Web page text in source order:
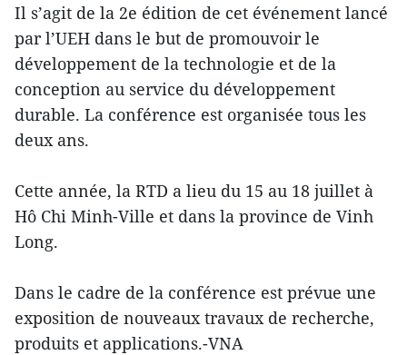
Il s’agit de la 2e édition de cet événement lancé
par l’UEH dans le but de promouvoir le
développement de la technologie et de la
conception au service du développement
durable. La conférence est organisée tous les
deux ans.
Cette année, la RTD a lieu du 15 au 18 juillet à
Hô Chi Minh-Ville et dans la province de Vinh
Long.
Dans le cadre de la conférence est prévue une
exposition de nouveaux travaux de recherche,
produits et applications.-VNA